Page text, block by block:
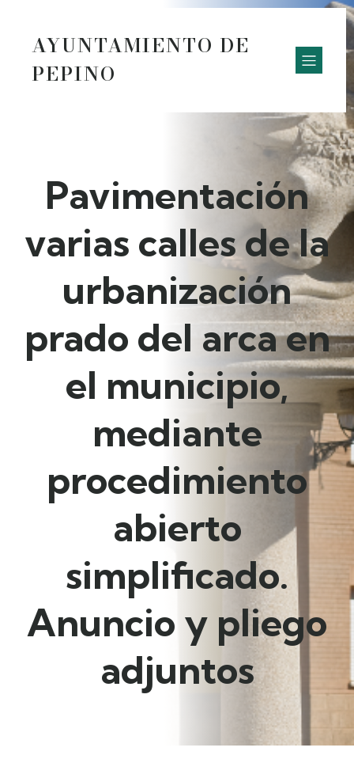
AYUNTAMIENTO DE
PEPINO
Pavimentación
varias calles de la
urbanización
prado del arca en
el municipio,
mediante
procedimiento
abierto
simplificado.
Anuncio y pliego
adjuntos